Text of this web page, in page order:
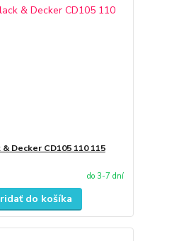
Decker CD105 110 115
do 3-7 dní
do košíka